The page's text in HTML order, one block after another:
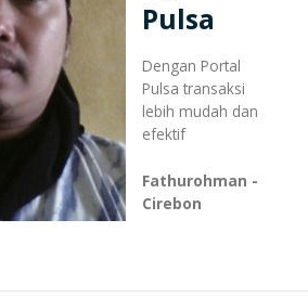
Pulsa Reguler
Data Internet
SMS & Telepon
Bonus Transaksi
Transaksi
Cara Transaksi
Terjadwal
Support
Pulsa
Dengan Portal
Pulsa transaksi
lebih mudah dan
efektif
Fathurohman -
Cirebon